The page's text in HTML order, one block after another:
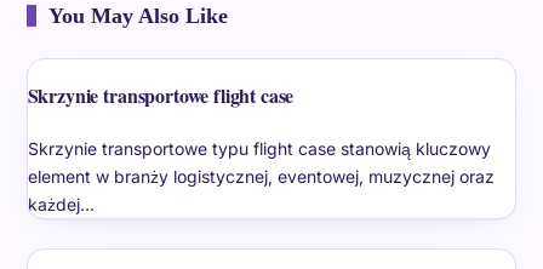
You May Also Like
Skrzynie transportowe flight case
Skrzynie transportowe typu flight case stanowią kluczowy
element w branży logistycznej, eventowej, muzycznej oraz
każdej…